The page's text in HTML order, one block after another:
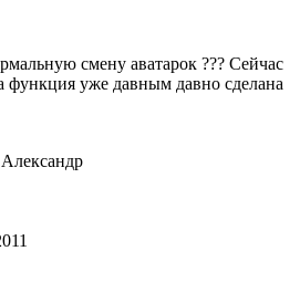
смену аватарок ??? Сейчас
функция уже давным давно сделана